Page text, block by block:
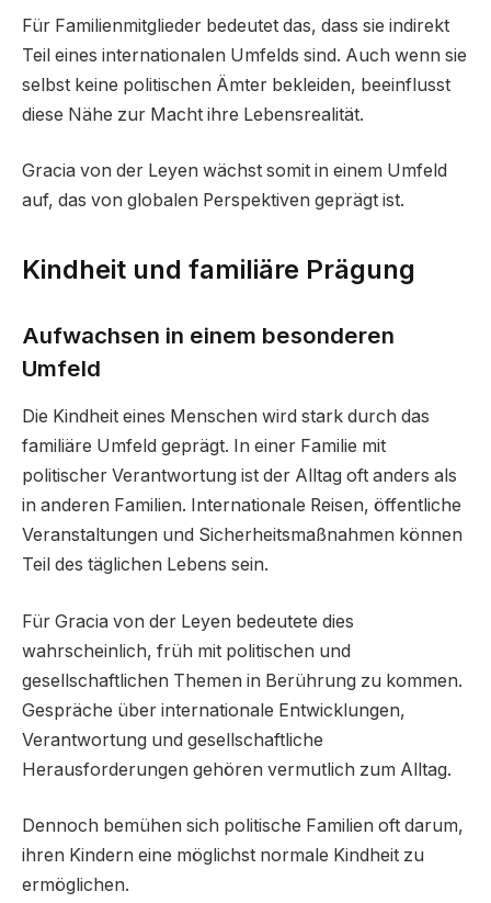
Für Familienmitglieder bedeutet das, dass sie indirekt
Teil eines internationalen Umfelds sind. Auch wenn sie
selbst keine politischen Ämter bekleiden, beeinflusst
diese Nähe zur Macht ihre Lebensrealität.
Gracia von der Leyen wächst somit in einem Umfeld
auf, das von globalen Perspektiven geprägt ist.
Kindheit und familiäre Prägung
Aufwachsen in einem besonderen
Umfeld
Die Kindheit eines Menschen wird stark durch das
familiäre Umfeld geprägt. In einer Familie mit
politischer Verantwortung ist der Alltag oft anders als
in anderen Familien. Internationale Reisen, öffentliche
Veranstaltungen und Sicherheitsmaßnahmen können
Teil des täglichen Lebens sein.
Für Gracia von der Leyen bedeutete dies
wahrscheinlich, früh mit politischen und
gesellschaftlichen Themen in Berührung zu kommen.
Gespräche über internationale Entwicklungen,
Verantwortung und gesellschaftliche
Herausforderungen gehören vermutlich zum Alltag.
Dennoch bemühen sich politische Familien oft darum,
ihren Kindern eine möglichst normale Kindheit zu
ermöglichen.